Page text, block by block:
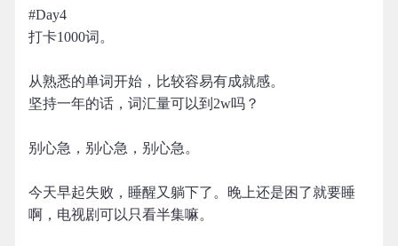
#Day4
打卡1000词。
从熟悉的单词开始，比较容易有成就感。
坚持一年的话，词汇量可以到2w吗？
别心急，别心急，别心急。
今天早起失败，睡醒又躺下了。晚上还是困了就要睡
啊，电视剧可以只看半集嘛。